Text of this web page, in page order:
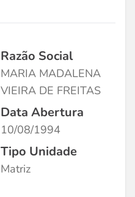
Razão Social
MARIA MADALENA
VIEIRA DE FREITAS
Data Abertura
10/08/1994
Tipo Unidade
Matriz